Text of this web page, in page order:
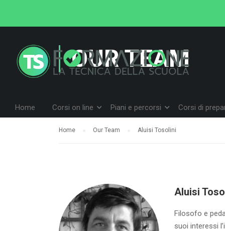
Home Corsi on line Piani e percorsi Corsi di
OUR TEAM
Home Our Team Aluisi Tosolini
Aluisi
Filosofo e
suoi interessi